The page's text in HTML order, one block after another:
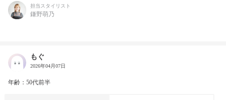
担当スタイリスト
鎌野萌乃
もぐ
2026年04月07日
年齢：50代前半